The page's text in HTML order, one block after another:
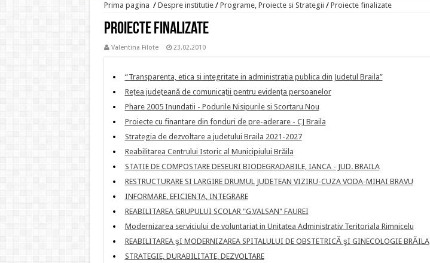
Prima pagina / Despre institutie / Programe, Proiecte si Strategii / Proiecte finalizate
Proiecte finalizate
Valentina Filote 23.02.2010
“Transparenta, etica si integritate in administratia publica din Judetul Braila”
Reţea judeţeană de comunicaţii pentru evidenţa persoanelor
Phare 2005 Inundatii - Podurile Nisipurile si Scortaru Nou
Proiecte cu finantare din fonduri de pre-aderare - CJ Braila
Strategia de dezvoltare a judetului Braila 2021-2027
Reabilitarea Centrului Istoric al Municipiului Brăila
STATIE DE COMPOSTARE DESEURI BIODEGRADABILE, IANCA - JUD. BRAILA
RESTRUCTURARE SI LARGIRE DRUMUL JUDETEAN VIZIRU-CUZA VODA-MIHAI BRAVU
INFORMARE, EFICIENTA, INTEGRARE
REABILITAREA GRUPULUI SCOLAR "G.VALSAN" FAUREI
Modernizarea serviciului de voluntariat in Unitatea Administrativ Teritoriala Rimnicelu
REABILITAREA şI MODERNIZAREA SPITALULUI DE OBSTETRICĂ şI GINECOLOGIE BRĂILA
STRATEGIE, DURABILITATE, DEZVOLTARE